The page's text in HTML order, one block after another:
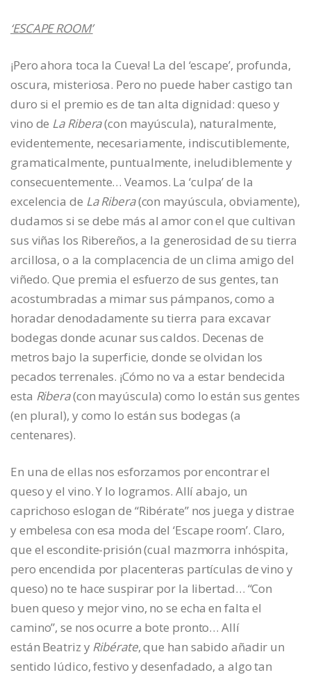
‘ESCAPE ROOM’
¡Pero ahora toca la Cueva! La del ‘escape’, profunda,
oscura, misteriosa. Pero no puede haber castigo tan
duro si el premio es de tan alta dignidad: queso y
vino de La Ribera(con mayúscula), naturalmente,
evidentemente, necesariamente, indiscutiblemente,
gramaticalmente, puntualmente, ineludiblemente y
consecuentemente… Veamos. La ‘culpa’ de la
excelencia de La Ribera(con mayúscula, obviamente),
dudamos si se debe más al amor con el que cultivan
sus viñas los Ribereños, a la generosidad de su tierra
arcillosa, o a la complacencia de un clima amigo del
viñedo. Que premia el esfuerzo de sus gentes, tan
acostumbradas a mimar sus pámpanos, como a
horadar denodadamente su tierra para excavar
bodegas donde acunar sus caldos. Decenas de
metros bajo la superficie, donde se olvidan los
pecados terrenales. ¡Cómo no va a estar bendecida
esta Ribera(con mayúscula) como lo están sus gentes
(en plural), y como lo están sus bodegas (a
centenares).
En una de ellas nos esforzamos por encontrar el
queso y el vino. Y lo logramos. Allí abajo, un
caprichoso eslogan de “Ribérate” nos juega y distrae
y embelesa con esa moda del ‘Escape room’. Claro,
que el escondite-prisión (cual mazmorra inhóspita,
pero encendida por placenteras partículas de vino y
queso) no te hace suspirar por la libertad… “Con
buen queso y mejor vino, no se echa en falta el
camino”, se nos ocurre a bote pronto… Allí
están Beatriz y Ribérate, que han sabido añadir un
sentido lúdico, festivo y desenfadado, a algo tan